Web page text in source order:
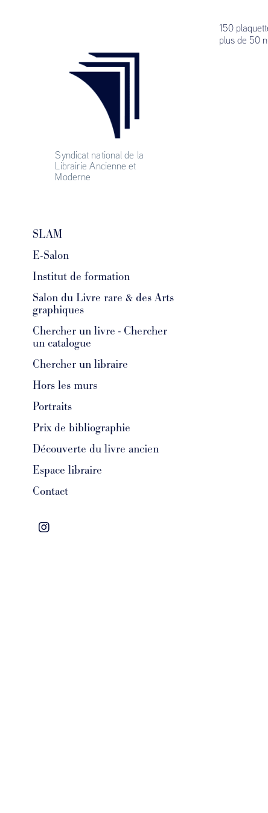
Syndicat national de la
Librairie Ancienne et
Moderne
SLAM
E-Salon
Institut de formation
Salon du Livre rare & des Arts
graphiques
Chercher un livre - Chercher
un catalogue
Chercher un libraire
Hors les murs
Portraits
Prix de bibliographie
Découverte du livre ancien
Espace libraire
Contact
150
plus de 50